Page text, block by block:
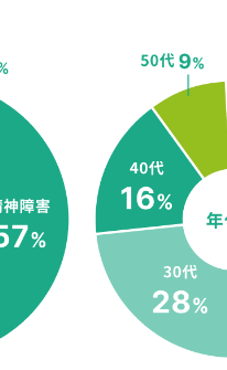
いことや
援スタッフに
ドバイス
きやすい環境を、
し、業務指
の不安など
す。
テージ
を
休職中に崩れて
ます。
分に合った
の対処法を